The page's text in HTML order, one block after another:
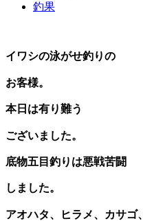
釣果
イワシの泳がせ釣りの
お客様。
本日は有り難う
ございました。
底物五目釣りは悪戦苦闘
しました。
アオハタ、ヒラメ、カサゴ、